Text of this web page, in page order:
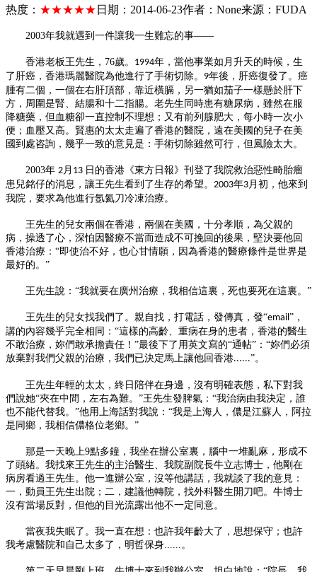
热度： ★★★★★ 日期： 2014-06-23作者： None来源： FUDA
2003年我就遇到 一件讓我一生難忘的事——
香港老板王先生， 76歲。 1994年，當他事業如月升天的時候，生
了肝癌，香港瑪麗醫院為他進行了手術切除。 9年後，肝癌復發了。癌
腫有二個， 一個在右肝頂部，靠近橫膈，另一猶如茄子一樣懸於肝下
方，周圍是腎、結腸和十二指腸。老先生同時患有糖尿病，雖然在服
降糖藥，但血糖卻一直控制不理想；又有前列腺肥大，每小時一次小
便；血壓又高。賢惠的太太走遍了香港的醫院，遠在美國的兒子在美
國到處咨詢，幾乎一致的意見是：手術切除雖然可行，但風險太大。
2003年 2月 13 日的香港《東方日報》刊登了我院救治惡性畸胎瘤
患兒銘仔的消息，讓王先生看到了生存的希望。 2003年3月初，他來到
我院，要求為他進行氬氦刀冷凍治療。
王先生的兒女兩個在香港，兩個在美國，十分孝順，為父親的
病，操透了心，深怕因醫療不當而造成不可挽回的後果，堅決要他回
香港治療： “即使治不好，也心甘情願，因為香港的醫療條件是世界是
最好的。”
王先生說： “我就要在廣州治療，我相信這裏，死也要死在這裏。”
王先生的兒女找我們了。親自找，打電話，發傳真，發“email”，
講的內容幾乎完全相同：“這樣的高齡、重病在身的患者，香港的醫生
不敢治療，妳們敢承擔責任！”最後下了用英文寫的“通帖”：“妳們必須
放棄對我們父親的治療，我們已決定馬上讓他回香港......”。
王先生年輕的太太，終日陪伴在身邊，沒有明確表態，私下對我
們說她“夾在中間，左右為難。”王先生發脾氣：“我治病由我決定，誰
也不能代替我。”他用上海話對我說：“我是上海人，儂是江蘇人，阿拉
是同鄉，我相信儂格位老鄉。”
那是一天晚上9點多鐘，我坐在辦公室裏，腦中一堆亂麻，形成不
了頭緒。我找來王先生的主治醫生、我院副院長牛立志博士，他剛在
病房看過王先生。他一進辦公室，沒等他講話，我就談了我的意見：
一 ，動員王先生出院；二，建議他轉院，找外科醫生開刀吧。牛博士
沒有當場反對，但他的目光流露出他不一定同意。
當夜我失眠了。我一直在想：也許我年齡大了，思想保守；也許
我考慮醫院和自己太多了，明哲保身......。